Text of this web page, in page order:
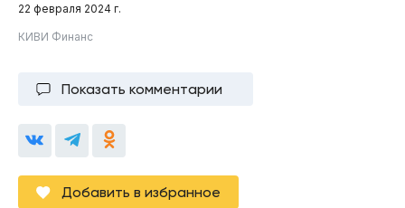
22 февраля 2024 г.
КИВИ Финанс
Показать комментарии
Добавить в избранное